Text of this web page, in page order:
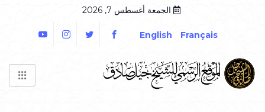
الجمعة أغسطس 7, 2026
Français
English